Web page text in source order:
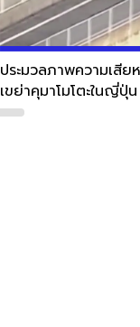
ประมวลภาพความเสี
เขย่าคุมาโมโตะในญี่ปุ่น